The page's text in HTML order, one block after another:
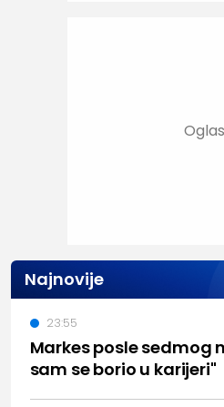
Najnovije
Markes posle sedmog
sam se borio u karijeri"
23:55